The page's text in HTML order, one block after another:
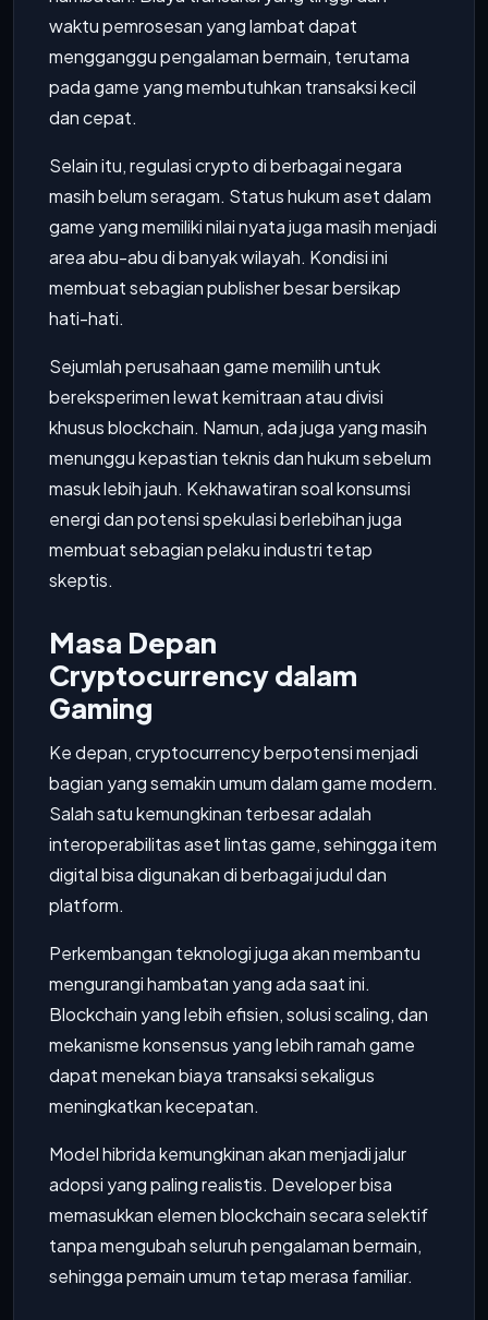
waktu pemrosesan yang lambat dapat
mengganggu pengalaman bermain, terutama
pada game yang membutuhkan transaksi kecil
dan cepat.
Selain itu, regulasi crypto di berbagai negara
masih belum seragam. Status hukum aset dalam
game yang memiliki nilai nyata juga masih menjadi
area abu-abu di banyak wilayah. Kondisi ini
membuat sebagian publisher besar bersikap
hati-hati.
Sejumlah perusahaan game memilih untuk
bereksperimen lewat kemitraan atau divisi
khusus blockchain. Namun, ada juga yang masih
menunggu kepastian teknis dan hukum sebelum
masuk lebih jauh. Kekhawatiran soal konsumsi
energi dan potensi spekulasi berlebihan juga
membuat sebagian pelaku industri tetap
skeptis.
Masa Depan
Cryptocurrency dalam
Gaming
Ke depan, cryptocurrency berpotensi menjadi
bagian yang semakin umum dalam game modern.
Salah satu kemungkinan terbesar adalah
interoperabilitas aset lintas game, sehingga item
digital bisa digunakan di berbagai judul dan
platform.
Perkembangan teknologi juga akan membantu
mengurangi hambatan yang ada saat ini.
Blockchain yang lebih efisien, solusi scaling, dan
mekanisme konsensus yang lebih ramah game
dapat menekan biaya transaksi sekaligus
meningkatkan kecepatan.
Model hibrida kemungkinan akan menjadi jalur
adopsi yang paling realistis. Developer bisa
memasukkan elemen blockchain secara selektif
tanpa mengubah seluruh pengalaman bermain,
sehingga pemain umum tetap merasa familiar.